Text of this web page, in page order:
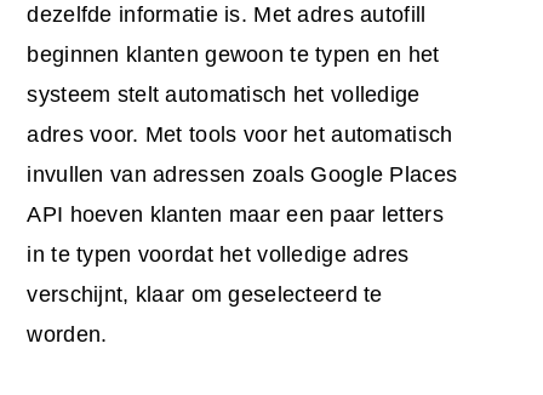
dezelfde informatie is. Met adres autofill
beginnen klanten gewoon te typen en het
systeem stelt automatisch het volledige
adres voor. Met tools voor het automatisch
invullen van adressen zoals Google Places
API hoeven klanten maar een paar letters
in te typen voordat het volledige adres
verschijnt, klaar om geselecteerd te
worden.